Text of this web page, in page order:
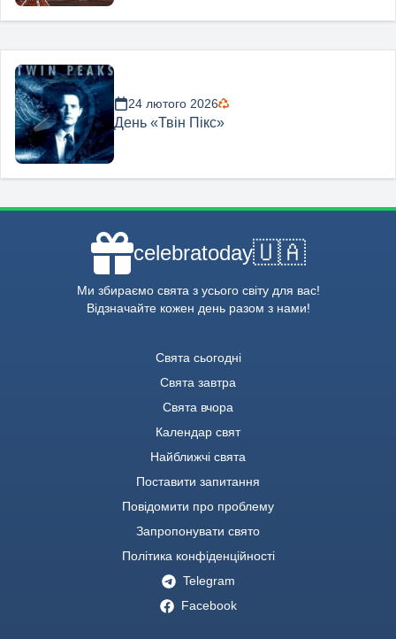
24 лютого 2026
День «Твін Пікс»
celebratoday🇺🇦
Ми збираємо свята з усього світу для вас!
Відзначайте кожен день разом з нами!
Свята сьогодні
Свята завтра
Свята вчора
Календар свят
Найближчі свята
Поставити запитання
Повідомити про проблему
Запропонувати свято
Політика конфіденційності
Telegram
Facebook